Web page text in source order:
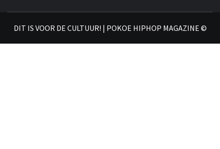
DIT IS VOOR DE CULTUUR! | POKOE HIPHOP MAGAZINE ©